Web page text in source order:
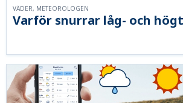
Varför snurrar låg- och
VÄDER, METEOROLOGEN